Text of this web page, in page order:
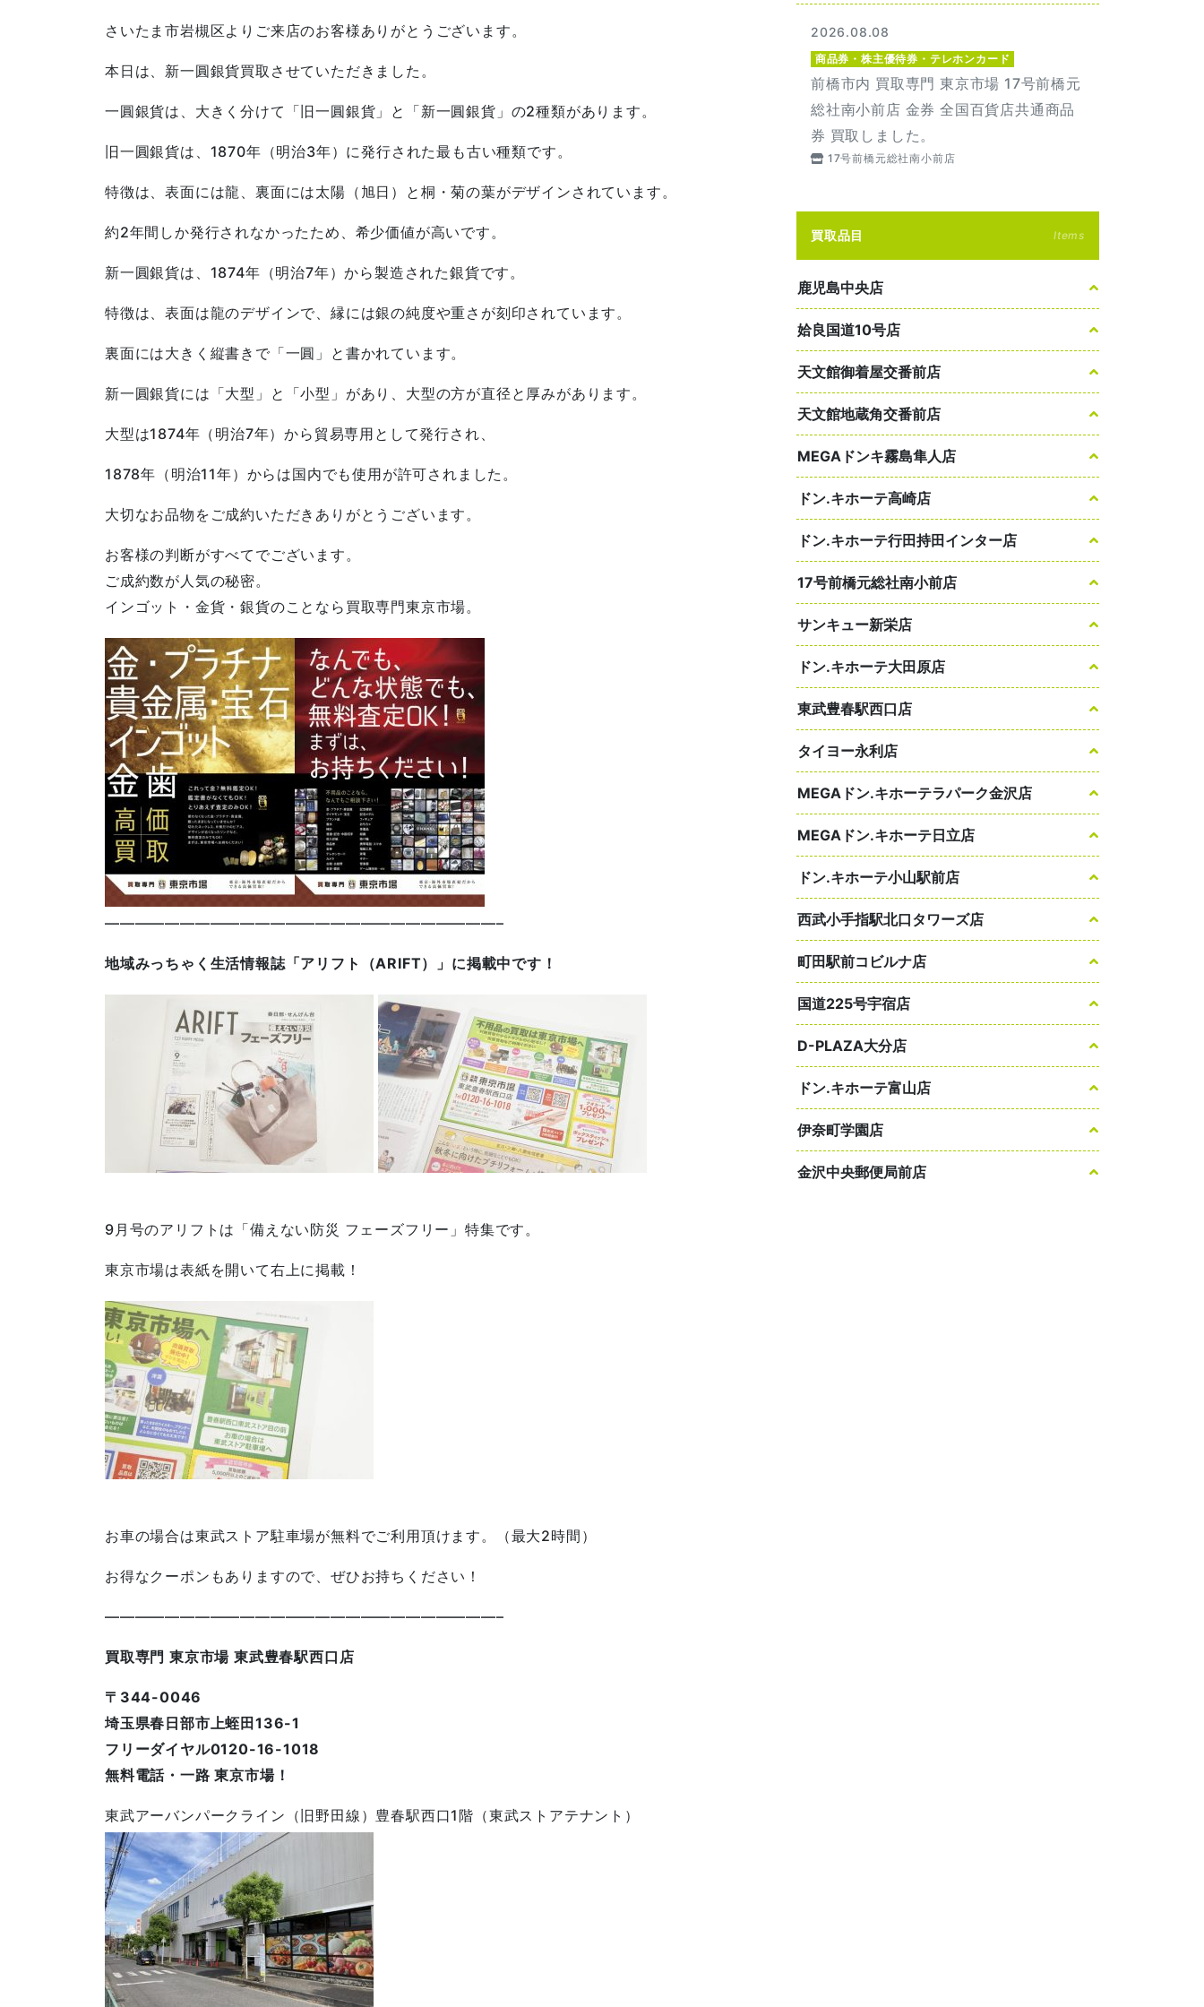
さいたま市岩槻区よりご来店のお客様ありがとうございます。
本日は、新一圓銀貨買取させていただきました。
一圓銀貨は、大きく分けて「旧一圓銀貨」と「新一圓銀貨」の2種類があります。
旧一圓銀貨は、1870年（明治3年）に発行された最も古い種類です。
特徴は、表面には龍、裏面には太陽（旭日）と桐・菊の葉がデザインされています。
約2年間しか発行されなかったため、希少価値が高いです。
新一圓銀貨は、1874年（明治7年）から製造された銀貨です。
特徴は、表面は龍のデザインで、縁には銀の純度や重さが刻印されています。
裏面には大きく縦書きで「一圓」と書かれています。
新一圓銀貨には「大型」と「小型」があり、大型の方が直径と厚みがあります。
大型は1874年（明治7年）から貿易専用として発行され、
1878年（明治11年）からは国内でも使用が許可されました。
大切なお品物をご成約いただきありがとうございます。
お客様の判断がすべてでございます。
ご成約数が人気の秘密。
インゴット・金貨・銀貨のことなら買取専門東京市場。
——————————————————————————–
地域みっちゃく生活情報誌「アリフト（ARIFT）」に掲載中です！
9月号のアリフトは「備えない防災 フェーズフリー」特集です。
東京市場は表紙を開いて右上に掲載！
お車の場合は東武ストア駐車場が無料でご利用頂けます。（最大2時間）
お得なクーポンもありますので、ぜひお持ちください！
——————————————————————————–
買取専門 東京市場 東武豊春駅西口店
〒344-0046
埼玉県春日部市上蛭田136-1
フリーダイヤル0120-16-1018
無料電話・一路 東京市場！
東武アーバンパークライン（旧野田線）豊春駅西口1階（東武ストアテナント）
2026.08.08
商品券・株主優待券・テレホンカード
前橋市内 買取専門 東京市場 17号前橋元
総社南小前店 金券 全国百貨店共通商品
券 買取しました。
17号前橋元総社南小前店
買取品目 Items
鹿児島中央店
姶良国道10号店
天文館御着屋交番前店
天文館地蔵角交番前店
MEGAドンキ霧島隼人店
ドン.キホーテ高崎店
ドン.キホーテ行田持田インター店
17号前橋元総社南小前店
サンキュー新栄店
ドン.キホーテ大田原店
東武豊春駅西口店
タイヨー永利店
MEGAドン.キホーテラパーク金沢店
MEGAドン.キホーテ日立店
ドン.キホーテ小山駅前店
西武小手指駅北口タワーズ店
町田駅前コビルナ店
国道225号宇宿店
D-PLAZA大分店
ドン.キホーテ富山店
伊奈町学園店
金沢中央郵便局前店